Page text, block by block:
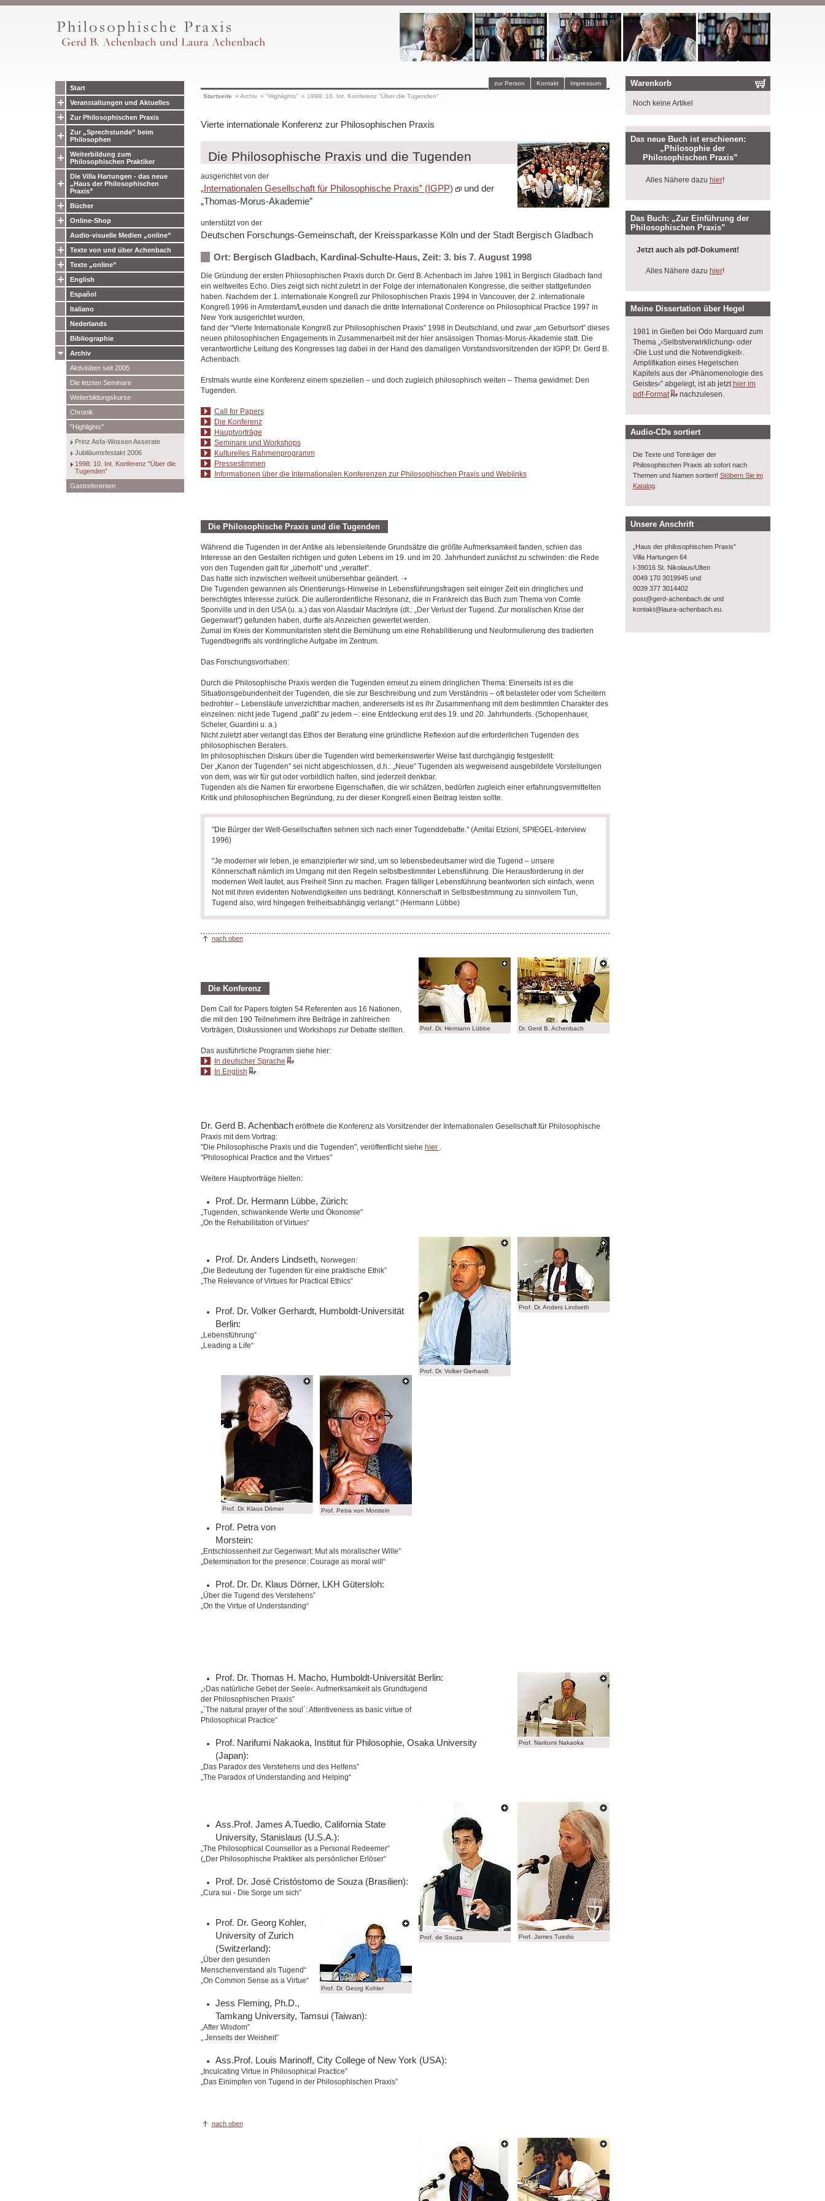
Start
Veranstaltungen und Aktuelles
Zur Philosophischen Praxis
Zur „Sprechstunde” beim
Philosophen
Weiterbildung zum
Philosophischen Praktiker
Die Villa Hartungen - das neue
„Haus der Philosophischen
Praxis”
Bücher
Online-Shop
Audio-visuelle Medien „online”
Texte von und über Achenbach
Texte „online”
English
Español
Italiano
Nederlands
Bibliographie
Archiv
Aktivitäten seit 2005
Die letzten Seminare
Weiterbildungskurse
Chronik
"Highlights"
Prinz Asfa-Wossen Asserate
Jubiläumsfestakt 2006
1998: 10. Int. Konferenz "Über die
Tugenden"
Gastreferenten
Impressum
Kontakt
zur Person
Startseite » Archiv » "Highlights" » 1998: 10. Int. Konferenz "Über die Tugenden"
Vierte internationale Konferenz zur Philosophischen Praxis
Die Philosophische Praxis und die Tugenden
ausgerichtet von der
„Internationalen Gesellschaft für Philosophische Praxis” (IGPP)
und der
„Thomas-Morus-Akademie”
unterstützt von der
Deutschen Forschungs-Gemeinschaft, der Kreissparkasse Köln und der Stadt Bergisch Gladbach
Ort: Bergisch Gladbach, Kardinal-Schulte-Haus, Zeit: 3. bis 7. August 1998
Die Gründung der ersten Philosophischen Praxis durch Dr. Gerd B. Achenbach im Jahre 1981 in Bergisch Gladbach fand
ein weltweites Echo. Dies zeigt sich nicht zuletzt in der Folge der internationalen Kongresse, die seither stattgefunden
haben. Nachdem der 1. internationale Kongreß zur Philosophischen Praxis 1994 in Vancouver, der 2. internationale
Kongreß 1996 in Amsterdam/Leusden und danach die dritte International Conference on Philosophical Practice 1997 in
New York ausgerichtet wurden,
fand der "Vierte Internationale Kongreß zur Philosophischen Praxis” 1998 in Deutschland, und zwar „am Geburtsort” dieses
neuen philosophischen Engagements in Zusammenarbeit mit der hier ansässigen Thomas-Morus-Akademie statt. Die
verantwortliche Leitung des Kongresses lag dabei in der Hand des damaligen Vorstandsvorsitzenden der IGPP, Dr. Gerd B.
Achenbach.
Erstmals wurde eine Konferenz einem speziellen – und doch zugleich philosophisch weiten – Thema gewidmet: Den
Tugenden.
Call for Papers
Die Konferenz
Hauptvorträge
Seminare und Workshops
Kulturelles Rahmenprogramm
Pressestimmen
Informationen über die Internationalen Konferenzen zur Philosophischen Praxis und Weblinks
Die Philosophische Praxis und die Tugenden
Während die Tugenden in der Antike als lebensleitende Grundsätze die größte Aufmerksamkeit fanden, schien das
Interesse an den Gestalten richtigen und guten Lebens im 19. und im 20. Jahrhundert zunächst zu schwinden: die Rede
von den Tugenden galt für „überholt” und „veraltet”.
Das hatte sich inzwischen weltweit unübersehbar geändert. ➝
Die Tugenden gewannen als Orientierungs-Hinweise in Lebensführungsfragen seit einiger Zeit ein dringliches und
berechtigtes Interesse zurück. Die außerordentliche Resonanz, die in Frankreich das Buch zum Thema von Comte
Sponville und in den USA (u. a.) das von Alasdair MacIntyre (dt.: „Der Verlust der Tugend. Zur moralischen Krise der
Gegenwart”) gefunden haben, durfte als Anzeichen gewertet werden.
Zumal im Kreis der Kommunitaristen steht die Bemühung um eine Rehabilitierung und Neuformulierung des tradierten
Tugendbegriffs als vordringliche Aufgabe im Zentrum.
Das Forschungsvorhaben:
Durch die Philosophische Praxis werden die Tugenden erneut zu einem dringlichen Thema: Einerseits ist es die
Situationsgebundenheit der Tugenden, die sie zur Beschreibung und zum Verständnis – oft belasteter oder vom Scheitern
bedrohter – Lebensläufe unverzichtbar machen, andererseits ist es ihr Zusammenhang mit dem bestimmten Charakter des
einzelnen: nicht jede Tugend „paßt” zu jedem –: eine Entdeckung erst des 19. und 20. Jahrhunderts. (Schopenhauer,
Scheler, Guardini u. a.)
Nicht zuletzt aber verlangt das Ethos der Beratung eine gründliche Reflexion auf die erforderlichen Tugenden des
philosophischen Beraters.
Im philosophischen Diskurs über die Tugenden wird bemerkenswerter Weise fast durchgängig festgestellt:
Der „Kanon der Tugenden” sei nicht abgeschlossen, d.h.: „Neue” Tugenden als wegweisend ausgebildete Vorstellungen
von dem, was wir für gut oder vorbildlich halten, sind jederzeit denkbar.
Tugenden als die Namen für erworbene Eigenschaften, die wir schätzen, bedürfen zugleich einer erfahrungsvermittelten
Kritik und philosophischen Begründung, zu der dieser Kongreß einen Beitrag leisten sollte.
"Die Bürger der Welt-Gesellschaften sehnen sich nach einer Tugenddebatte." (Amitai Etzioni, SPIEGEL-Interview
1996)
"Je moderner wir leben, je emanzipierter wir sind, um so lebensbedeutsamer wird die Tugend – unsere
Könnerschaft nämlich im Umgang mit den Regeln selbstbestimmter Lebensführung. Die Herausforderung in der
modernen Welt lautet, aus Freiheit Sinn zu machen. Fragen fälliger Lebensführung beantworten sich einfach, wenn
Not mit ihren evidenten Notwendigkeiten uns bedrängt. Könnerschaft in Selbstbestimmung zu sinnvollem Tun,
Tugend also, wird hingegen freiheitsabhängig verlangt." (Hermann Lübbe)
nach oben
Dr. Gerd B. Achenbach
Prof. Dr. Hermann Lübbe
Die Konferenz
Dem Call for Papers folgten 54 Referenten aus 16 Nationen,
die mit den 190 Teilnehmern ihre Beiträge in zahlreichen
Vorträgen, Diskussionen und Workshops zur Debatte stellten.
Das ausführliche Programm siehe hier:
In deutscher Sprache
In English
Dr. Gerd B. Achenbacheröffnete die Konferenz als Vorsitzender der Internationalen Gesellschaft für Philosophische
Praxis mit dem Vortrag:
"Die Philosophische Praxis und die Tugenden", veröffentlicht siehe hier .
"Philosophical Practice and the Virtues"
Weitere Hauptvorträge hielten:
Prof. Dr. Hermann Lübbe, Zürich:
„Tugenden, schwankende Werte und Ökonomie”
„On the Rehabilitation of Virtues“
Prof. Dr. Anders Lindseth
Prof. Dr. Volker Gerhardt
Prof. Dr. Anders Lindseth, Norwegen:
„Die Bedeutung der Tugenden für eine praktische Ethik”
„The Relevance of Virtues for Practical Ethics“
Prof. Dr. Volker Gerhardt, Humboldt-Universität
Berlin:
„Lebensführung”
„Leading a Life“
Prof. Petra von Morstein
Prof. Dr. Klaus Dörner
Prof. Petra von
Morstein:
„Entschlossenheit zur Gegenwart: Mut als moralischer Wille”
„Determination for the presence: Courage as moral will“
Prof. Dr. Dr. Klaus Dörner, LKH Gütersloh:
„Über die Tugend des Verstehens”
„On the Virtue of Understanding“
Prof. Naritumi Nakaoka
Prof. Dr. Thomas H. Macho, Humboldt-Universität Berlin:
„›Das natürliche Gebet der Seele‹. Aufmerksamkeit als Grundtugend
der Philosophischen Praxis”
„`The natural prayer of the soul´: Attentiveness as basic virtue of
Philosophical Practice“
Prof. Narifumi Nakaoka, Institut für Philosophie, Osaka University
(Japan):
„Das Paradox des Verstehens und des Helfens”
„The Paradox of Understanding and Helping“
Prof. James Tuedio
Prof. de Souza
Ass.Prof. James A.Tuedio, California State
University, Stanislaus (U.S.A.):
„The Philosophical Counsellor as a Personal Redeemer“
(„Der Philosophische Praktiker als persönlicher Erlöser“
Prof. Dr. José Cristóstomo de Souza (Brasilien):
„Cura sui - Die Sorge um sich”
Prof. Dr. Georg Kohler
Prof. Dr. Georg Kohler,
University of Zurich
(Switzerland):
„Über den gesunden
Menschenverstand als Tugend“
„On Common Sense as a Virtue“
Jess Fleming, Ph.D.,
Tamkang University, Tamsui (Taiwan):
„After Wisdom”
„ Jenseits der Weisheit”
Ass.Prof. Louis Marinoff, City College of New York (USA):
„Inculcating Virtue in Philosophical Practice”
„Das Einimpfen von Tugend in der Philosophischen Praxis”
nach oben
Warenkorb
Noch keine Artikel
Das neue Buch ist erschienen:
„Philosophie der
Philosophischen Praxis”
Alles Nähere dazu hier!
Das Buch: „Zur Einführung der
Philosophischen Praxis”
Jetzt auch als pdf-Dokument!
Alles Nähere dazu hier!
Meine Dissertation über Hegel
1981 in Gießen bei Odo Marquard zum
Thema „›Selbstverwirklichung‹ oder
›Die Lust und die Notwendigkeit‹.
Amplifikation eines Hegelschen
Kapitels aus der ›Phänomenologie des
Geistes‹” abgelegt, ist ab jetzt hier im
pdf-Format
nachzulesen.
Audio-CDs sortiert
Die Texte und Tonträger der
Philosophischen Praxis ab sofort nach
Themen und Namen sortiert! Stöbern Sie im
Katalog.
Unsere Anschrift
„Haus der philosophischen Praxis”
Villa Hartungen 64
I-39016 St. Nikolaus/Ulten
0049 170 3019945 und
0039 377 3014402
post@gerd-achenbach.de und
kontakt@laura-achenbach.eu.